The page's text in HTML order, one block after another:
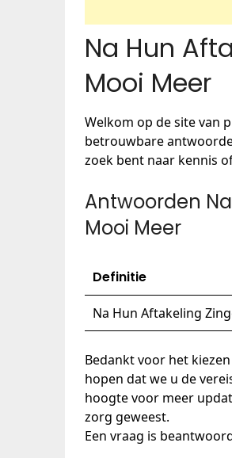
Na Hun
Mooi Meer
Welkom op de site van
betrouwbare
zoek bent naar kennis
Antwoorden
Mooi Meer
Definitie
Na Hun Aftakeling
Bedankt voor het
hopen dat we u de
hoogte voor meer
zorg geweest.
Een vraag is